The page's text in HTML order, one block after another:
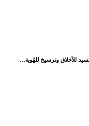
للأخلاق وترسيخ للهُوية…